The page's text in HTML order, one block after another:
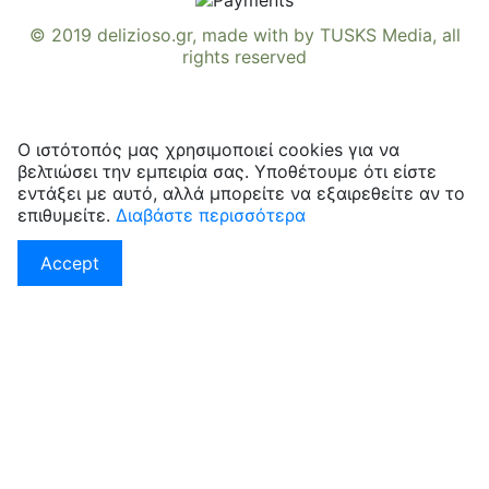
© 2019 delizioso.gr, made with by TUSKS Media, all
rights reserved
Ο ιστότοπός μας χρησιμοποιεί cookies για να
βελτιώσει την εμπειρία σας. Υποθέτουμε ότι είστε
εντάξει με αυτό, αλλά μπορείτε να εξαιρεθείτε αν το
επιθυμείτε. Διαβάστε περισσότερα
Accept